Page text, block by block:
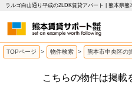
TOPページ > 物件検索 > 熊本市中央区の
こちらの物件は掲載